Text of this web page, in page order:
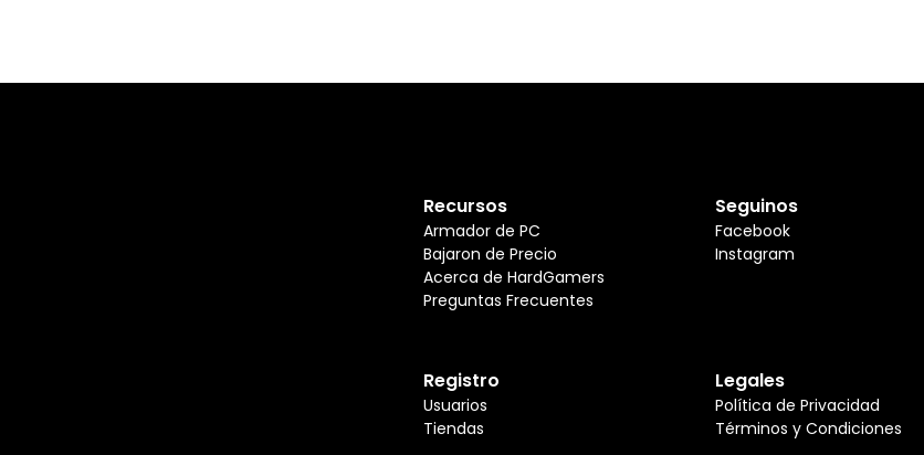
Recursos
Armador de PC
Bajaron de Precio
Acerca de HardGamers
Preguntas Frecuentes
Seguinos
Facebook
Instagram
Registro
Usuarios
Tiendas
Legales
Política de Privacidad
Términos y Condiciones